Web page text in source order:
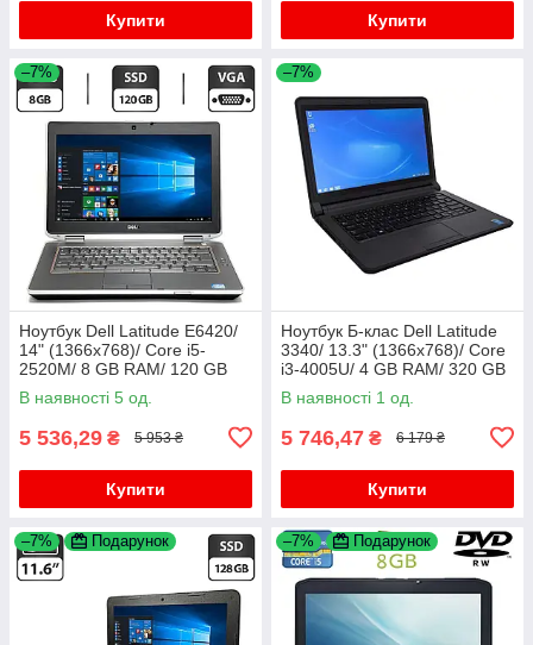
Купити Купити
–7%
Ноутбук Dell Latitude E6420/
14" (1366x768)/ Core i5-
2520M/ 8 GB RAM/ 120 GB
SSD/ HD 3000
В наявності 5 од.
5 536,29 ₴ 5 953 ₴
Купити
–7%
Ноутбук Б-клас Dell Latitude
3340/ 13.3" (1366x768)/ Core
i3-4005U/ 4 GB RAM/ 320 GB
HDD/ HD 4400
В наявності 1 од.
5 746,47 ₴ 6 179 ₴
Купити
–7% Подарунок –7% Подарунок